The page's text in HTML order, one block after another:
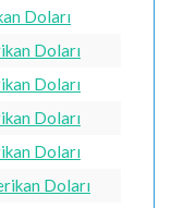
Doları
Doları
Doları
Doları
Doları
Doları